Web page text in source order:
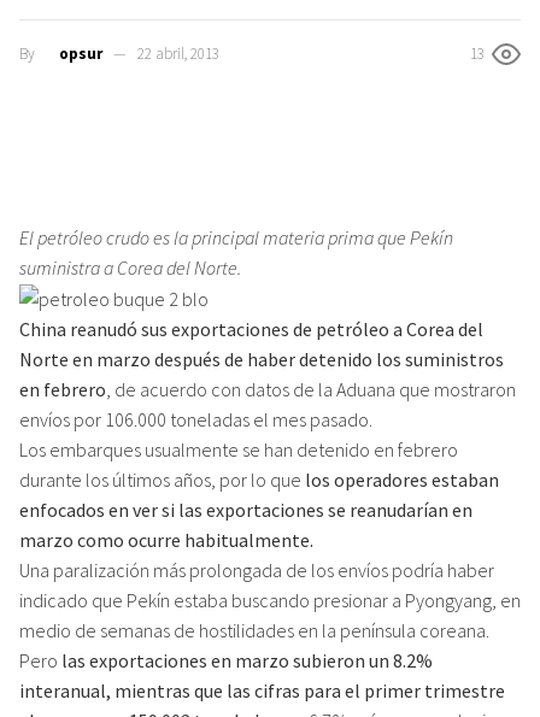
By opsur 22 abril, 2013 13
El petróleo crudo es la principal materia prima que Pekín
suministra a Corea del Norte.
China reanudó sus exportaciones de petróleo a Corea del
Norte en marzo después de haber detenido los suministros
en febrero, de acuerdo con datos de la Aduana que mostraron
envíos por 106.000 toneladas el mes pasado.
Los embarques usualmente se han detenido en febrero
durante los últimos años, por lo que los operadores estaban
enfocados en ver si las exportaciones se reanudarían en
marzo como ocurre habitualmente.
Una paralización más prolongada de los envíos podría haber
indicado que Pekín estaba buscando presionar a Pyongyang, en
medio de semanas de hostilidades en la península coreana.
Pero las exportaciones en marzo subieron un 8.2%
interanual, mientras que las cifras para el primer trimestre